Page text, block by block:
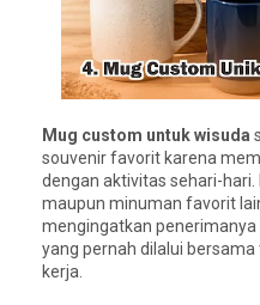
Mug custom untuk wisuda
souvenir favorit karena
dengan aktivitas sehari-hari.
maupun minuman favorit
mengingatkan
yang pernah dilalui
kerja.